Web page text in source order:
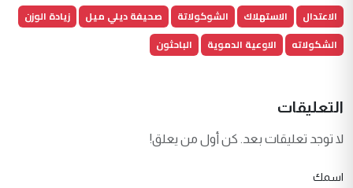
الاعتدال الاستهلاك الشوكولاتة صحيفة ديلي ميل
زيادة الوزن
الشكولاته
الاوعية الدموية الباحثون
التعليقات
لا توجد تعليقات بعد. كن أول من يعلق!
اسمك